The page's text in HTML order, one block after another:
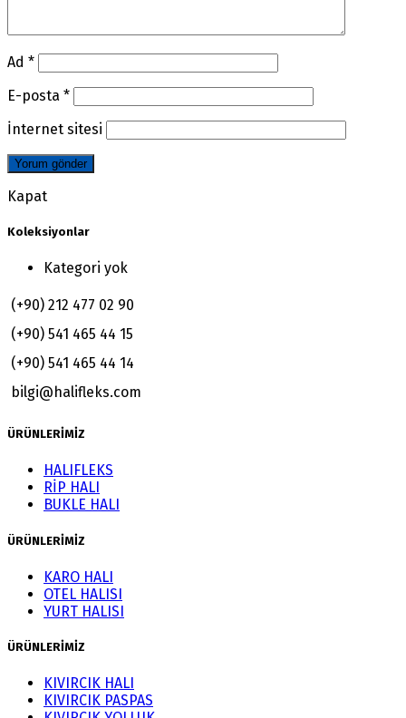
Ad *
E-posta *
İnternet sitesi
Kapat
Koleksiyonlar
Kategori yok
(+90) 212 477 02 90
(+90) 541 465 44 15
(+90) 541 465 44 14
bilgi@halifleks.com
ÜRÜNLERİMİZ
HALIFLEKS
RİP HALI
BUKLE HALI
ÜRÜNLERİMİZ
KARO HALI
OTEL HALISI
YURT HALISI
ÜRÜNLERİMİZ
KIVIRCIK HALI
KIVIRCIK PASPAS